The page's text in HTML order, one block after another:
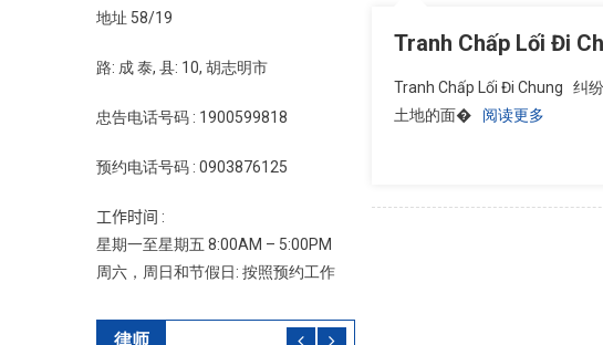
Tranh Chấp Lối Đi
Tranh Chấp Lối Đi Chung 纠
土地的面�
阅读更多
地址 58/19
路: 成 泰, 县: 10, 胡志明市
忠告电话号码 : 1900599818
预约电话号码 : 0903876125
工作时间 :
星期一至星期五 8:00AM – 5:00PM
周六，周日和节假日: 按照预约工作
律师